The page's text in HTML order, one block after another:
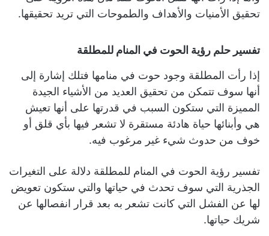
تحقيق الأمنيات والأهداف والطموحات التي تريد تحقيقها.
تفسير حلم رؤية الحوت في المنام للمطلقة
إذا رأت المطلقة وجود حوت في منامها فتلك إشارة إلى
أنها سوف تتمكن من تحقيق العديد من الأشياء الجيدة
المميزة التي ستكون السبب في قدرتها على أنها تعيش
هي وأبنائها حياة هادئة مستقرة لا تشعر فيها بأي قلق أو
خوف من حدوث شيء غير مرغوب فيه.
تفسير رؤية الحوت في المنام للمطلقة دلالة على التغيرات
الجذرية التي سوف تحدث في حياتها والتي ستكون تعويض
لها عن الفشل التي كانت تشعر به بعد قرار انفصالها عن
شريك حياتها.